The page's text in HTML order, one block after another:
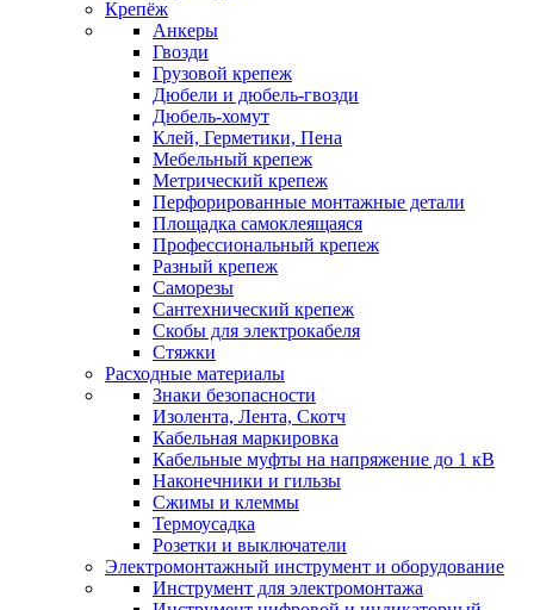
Крепёж
Анкеры
Гвозди
Грузовой крепеж
Дюбели и дюбель-гвозди
Дюбель-хомут
Клей, Герметики, Пена
Мебельный крепеж
Метрический крепеж
Перфорированные монтажные детали
Площадка самоклеящаяся
Профессиональный крепеж
Разный крепеж
Саморезы
Сантехнический крепеж
Скобы для электрокабеля
Стяжки
Расходные материалы
Знаки безопасности
Изолента, Лента, Скотч
Кабельная маркировка
Кабельные муфты на напряжение до 1 кВ
Наконечники и гильзы
Сжимы и клеммы
Термоусадка
Розетки и выключатели
Электромонтажный инструмент и оборудование
Инструмент для электромонтажа